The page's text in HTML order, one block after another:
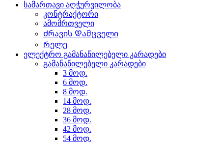
სამართავი აღჭურვილობა
კონტრაქტორი
ამომრთველი
Ძრავის Დამცველი
Რელე
ელექტრო გამანაწილებელი კარადები
გამანაწილებელი კარადები
3 მოდ.
6 მოდ.
8 მოდ.
14 მოდ.
28 მოდ.
36 მოდ.
42 მოდ.
54 მოდ.